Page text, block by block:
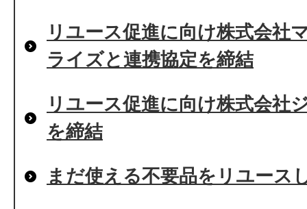
リユース促進に向け株式会社
ライズと連携協定を締結
リユース促進に向け株式会社
を締結
まだ使える不要品をリユース